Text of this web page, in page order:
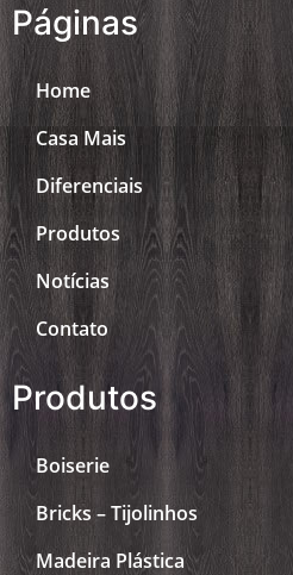
Páginas
Home
Casa Mais
Diferenciais
Produtos
Notícias
Contato
Produtos
Boiserie
Bricks – Tijolinhos
Madeira Plástica